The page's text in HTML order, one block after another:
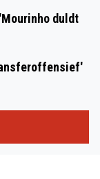
duldt